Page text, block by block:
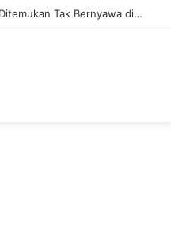
Penjaga Malam Pasar Subuh Ditemukan Tak Bernyawa di Kontrakan, Ini Hasil Pemeriksaan Polisi